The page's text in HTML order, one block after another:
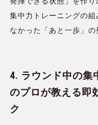
集中力トレーニングの
なかった「あと一歩」
4. ラウンド中の集
のプロが教える即
ク